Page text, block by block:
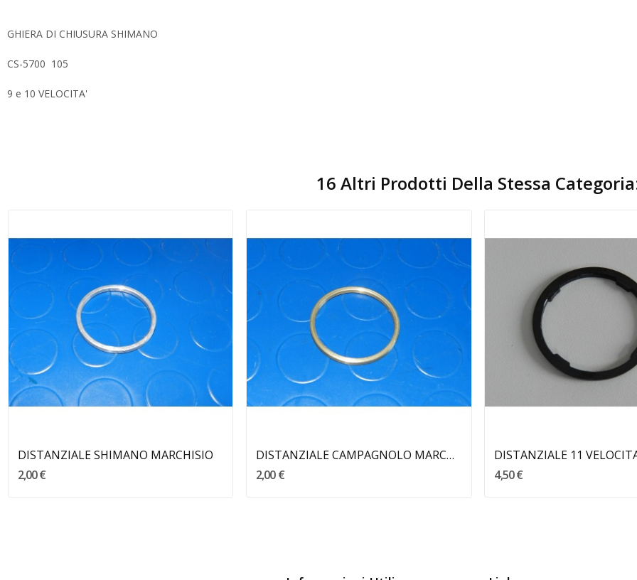
GHIERA DI CHIUSURA SHIMANO
CS-5700 105
9 e 10 VELOCITA'
16 Altri Prodotti Della Stessa
Aggiungi Al Carrello
DISTANZIALE SHIMANO MARCHISIO
2,00 €
Aggiungi Al Carrello
DISTANZIALE CAMPAGNOLO MARCHISIO
2,00 €
Aggiungi Al Carrello
4,50 €